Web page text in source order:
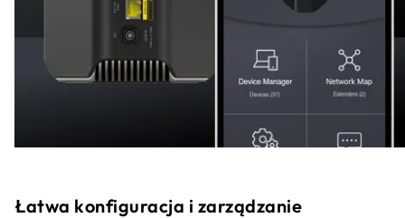
Łatwa konfiguracja i zarządzanie